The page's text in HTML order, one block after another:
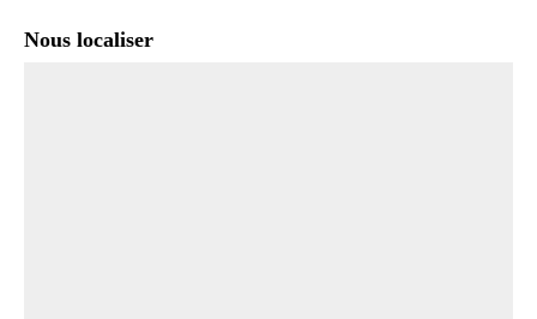
Nous localiser